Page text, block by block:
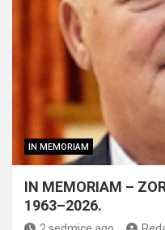
IN MEMORIAM
IN MEMORIAM –
1963–2026.